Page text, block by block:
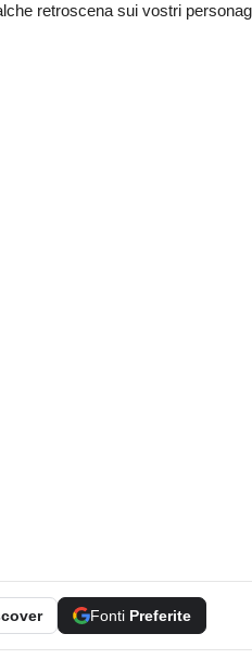
retroscena sui vostri
Fonti Preferite